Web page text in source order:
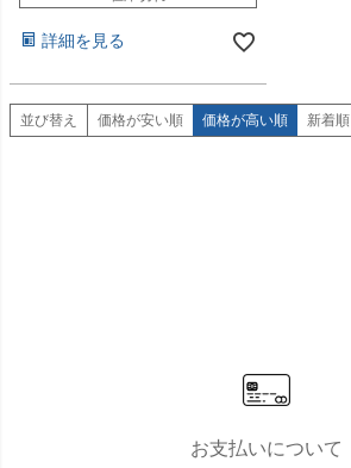
詳細を見る
並び替え 価格が安い順 価格が高い順 新着順
お支払いについて